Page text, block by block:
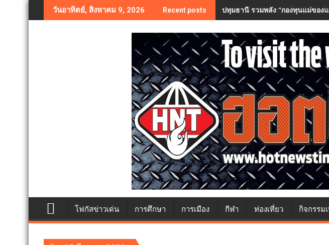
to
วันอาทิตย์, สิงหาคม 9, 2026 Recent posts ปทุมธานี รวมพลัง “กองทุนแม่ของ
โฟกัสข่าวเด่น การศึกษา การเมือง กีฬา ท่องเที่ยว กิจกรรม